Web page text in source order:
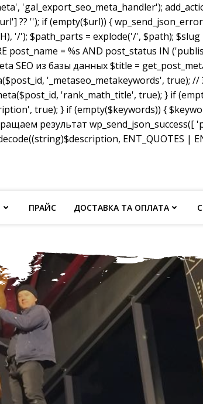
'gal_export_seo_meta_handler');
?? ''); if (empty($url)) {
'/'); $path_parts = explode('/', $path);
post_name = %s AND post_status IN
SEO из базы данных $title =
'_metaseo_metakeywords', true);
'rank_math_title', true); } if
true); } if (empty($keywords)) {
результат wp_send_json_success([
ENT_QUOTES |
ПРАЙС ДОСТАВКА ТА ОПЛАТА